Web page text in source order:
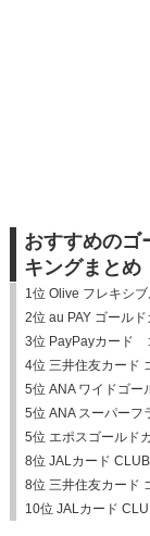
おすすめのゴ
キングまとめ
1位 Olive フレキシ
2位 au PAY ゴール
3位 PayPayカード
4位 三井住友カード
5位 ANA ワイドゴー
5位 ANA スーパーフ
5位 エポスゴールド
8位 JALカード
8位 三井住友カード
10位 JALカード